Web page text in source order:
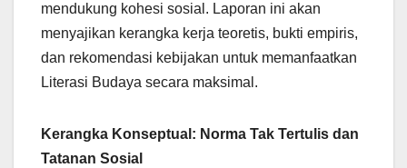
mendukung kohesi sosial. Laporan ini akan
menyajikan kerangka kerja teoretis, bukti empiris,
dan rekomendasi kebijakan untuk memanfaatkan
Literasi Budaya secara maksimal.
Kerangka Konseptual: Norma Tak Tertulis dan
Tatanan Sosial